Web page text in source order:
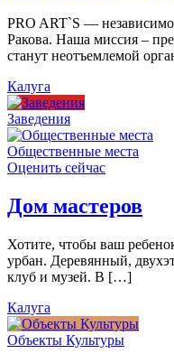
PRO ART`S —
Ракова. Наша миссия –
станут неотъемлемой
Калуга
Заведения
Общественные места
Оценить сейчас
Дом мастеров
Хотите, чтобы ваш
урбан. Деревянный,
клуб и музей. В […]
Калуга
Объекты Культуры